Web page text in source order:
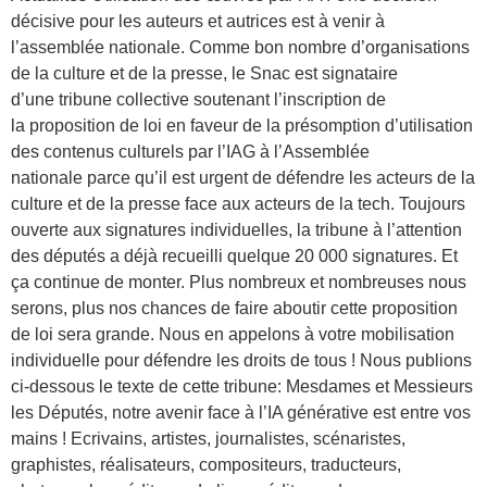
décisive pour les auteurs et autrices est à venir à
l’assemblée nationale. Comme bon nombre d’organisations
de la culture et de la presse, le Snac est signataire
d’une tribune collective soutenant l’inscription de
la proposition de loi en faveur de la présomption d’utilisation
des contenus culturels par l’IAG à l’Assemblée
nationale parce qu’il est urgent de défendre les acteurs de la
culture et de la presse face aux acteurs de la tech. Toujours
ouverte aux signatures individuelles, la tribune à l’attention
des députés a déjà recueilli quelque 20 000 signatures. Et
ça continue de monter. Plus nombreux et nombreuses nous
serons, plus nos chances de faire aboutir cette proposition
de loi sera grande. Nous en appelons à votre mobilisation
individuelle pour défendre les droits de tous ! Nous publions
ci-dessous le texte de cette tribune: Mesdames et Messieurs
les Députés, notre avenir face à l’IA générative est entre vos
mains ! Ecrivains, artistes, journalistes, scénaristes,
graphistes, réalisateurs, compositeurs, traducteurs,